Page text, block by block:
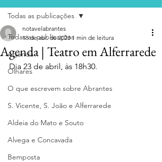
Todas as publicações
Agenda
Olhares
O que escrevem sobre Abrantes
S. Vicente, S. João e Alferrarede
Aldeia do Mato e Souto
Alvega e Concavada
Bemposta
Todas as publicações
Agenda | Teatro em Alferrarede
notavelabrantes
18 de abr. de 2023 1 min de leitura
Dia 23 de abril, às 18h30.